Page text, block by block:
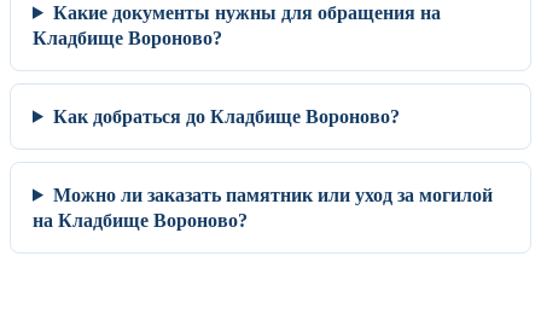
Какие документы нужны для обращения на
Кладбище Вороново?
Как добраться до Кладбище Вороново?
Можно ли заказать памятник или уход за могилой
на Кладбище Вороново?